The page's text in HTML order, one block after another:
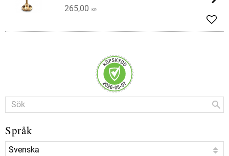
265,00 KR
Språk